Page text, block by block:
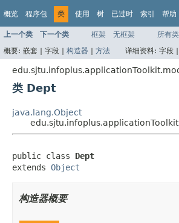
概览 程序包 类 使用 树 已过时 索引 帮助
上一个类 下一个类 框架 无框架
所有类
概要: 嵌套 | 字段 | 构造器 | 方法 详细资料: 字段 |
类 Dept
java.lang.Object
public class Dept
extends Object
构造器概要